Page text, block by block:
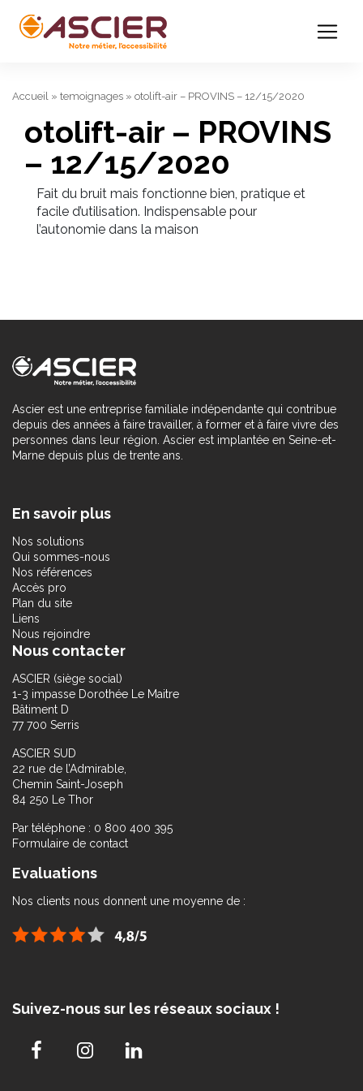
Accueil » temoignages » otolift-air – PROVINS – 12/15/2020
otolift-air – PROVINS
– 12/15/2020
Fait du bruit mais fonctionne bien, pratique et
facile d’utilisation. Indispensable pour
l’autonomie dans la maison
Ascier est une entreprise familiale indépendante qui contribue
depuis des années à faire travailler, à former et à faire vivre des
personnes dans leur région. Ascier est implantée en Seine-et-
Marne depuis plus de trente ans.
En savoir plus
Nos solutions
Qui sommes-nous
Nos références
Accès pro
Plan du site
Liens
Nous rejoindre
Nous contacter
ASCIER (siège social)
1-3 impasse Dorothée Le Maitre
Bâtiment D
77 700 Serris
ASCIER SUD
22 rue de l’Admirable,
Chemin Saint-Joseph
84 250 Le Thor
Par téléphone : 0 800 400 395
Formulaire de contact
Evaluations
Nos clients nous donnent une moyenne de :
Suivez-nous sur les réseaux sociaux !